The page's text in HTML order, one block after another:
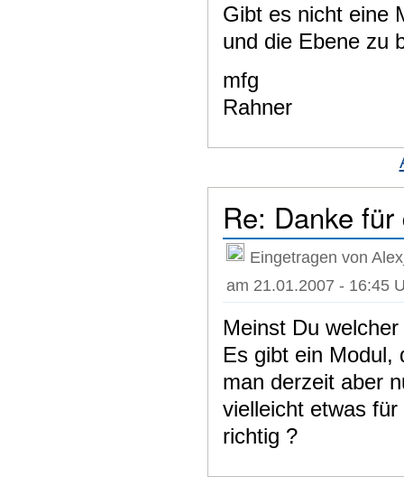
Gibt es nicht eine
und die Ebene zu
mfg
Rahner
Re: Danke für
Eingetragen von
am 21.01.2007 - 16:45
Meinst Du
Es gibt ein Modul,
man derzeit aber
vielleicht etwas
richtig ?